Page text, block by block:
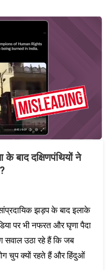
बाद दक्षिणपंथियों ने
झड़प के बाद इलाके
पर भी नफरत और घृणा पैदा
सवाल उठा रहे हैं कि जब
चुप क्यों रहते हैं और हिंदुओं